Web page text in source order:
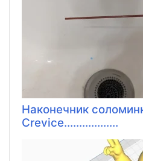
Наконечник
Crevice..................